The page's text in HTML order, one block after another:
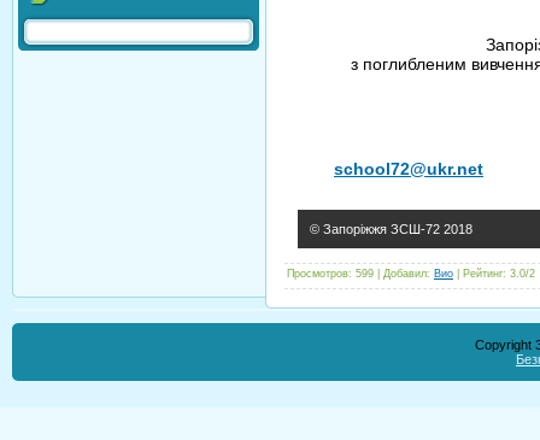
з поглибленим
school72@ukr.net
© Запоріжжя ЗСШ-72 2018
Просмотров: 599 Добавил: Вио Рейтинг: 3.0/2
Copyright